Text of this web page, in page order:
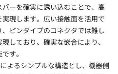
ーを確実に誘い込むことで、高
現します。広い接触面を活用で
ピンタイプのコネクタでは難し
しており、確実な嵌合により、
す。
よるシンプルな構造とし、機器側